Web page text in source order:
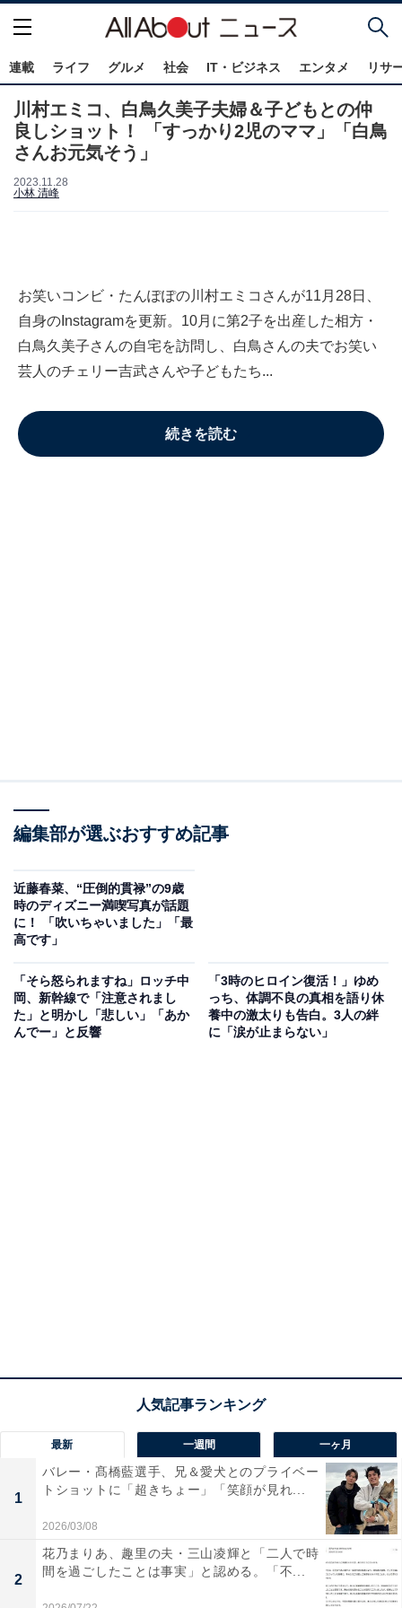
連載 ライフ グルメ 社会 IT・ビジネス エンタメ リサ
川村エミコ、白鳥久美子夫婦＆子どもとの仲
良しショット！ 「すっかり2児のママ」「白鳥
さんお元気そう」
2023.11.28
小林 清峰
お笑いコンビ・たんぽぽの川村エミコさんが11月28日、
自身のInstagramを更新。10月に第2子を出産した相方・
白鳥久美子さんの自宅を訪問し、白鳥さんの夫でお笑い
芸人のチェリー吉武さんや子どもたち...
続きを読む
編集部が選ぶおすすめ記事
近藤春菜、“圧倒的貫禄”の9歳
時のディズニー満喫写真が話題
に！ 「吹いちゃいました」「最
高です」
「そら怒られますね」ロッチ中
岡、新幹線で「注意されまし
た」と明かし「悲しい」「あか
んでー」と反響
「3時のヒロイン復活！」ゆめ
っち、体調不良の真相を語り休
養中の激太りも告白。3人の絆
に「涙が止まらない」
最新 一週間 一ヶ月
1
バレー・髙橋藍選手、兄＆愛犬とのプライベー
トショットに「超きちょー」「笑顔が見れ...
2026/03/08
2
花乃まりあ、趣里の夫・三山凌輝と「二人で時
間を過ごしたことは事実」と認める。「不...